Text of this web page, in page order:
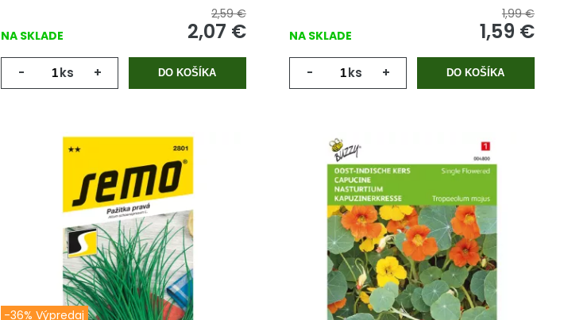
NA SKLADE
2,59 €
2,07 €
- ks + DO KOŠÍKA
NA SKLADE
1,99 €
1,59 €
- ks + DO KOŠÍKA
-36% Výpredaj